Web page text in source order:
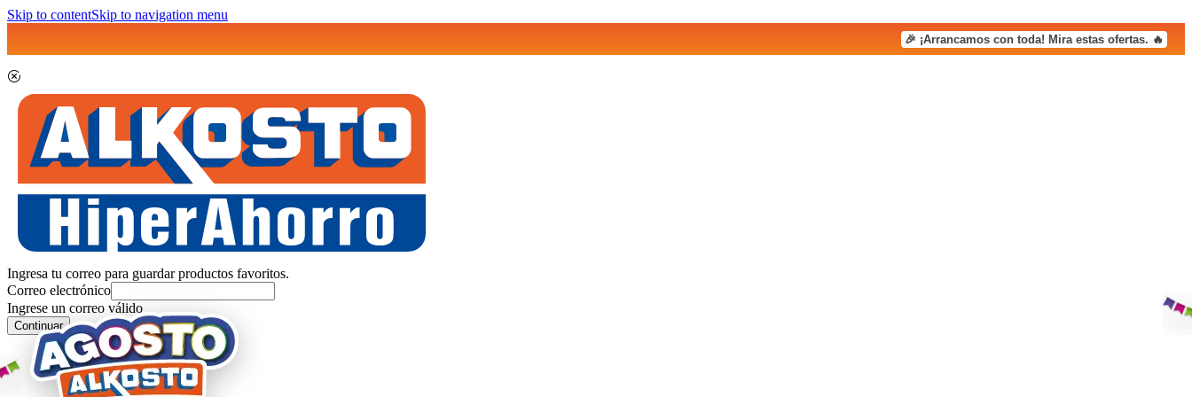
Skip to contentSkip to navigation menu
🎉 ¡Arrancamos con toda! Mira estas ofertas. 🔥
Ingresa tu correo para guardar productos favoritos.
Correo electrónico
Ingrese un correo válido
Continuar